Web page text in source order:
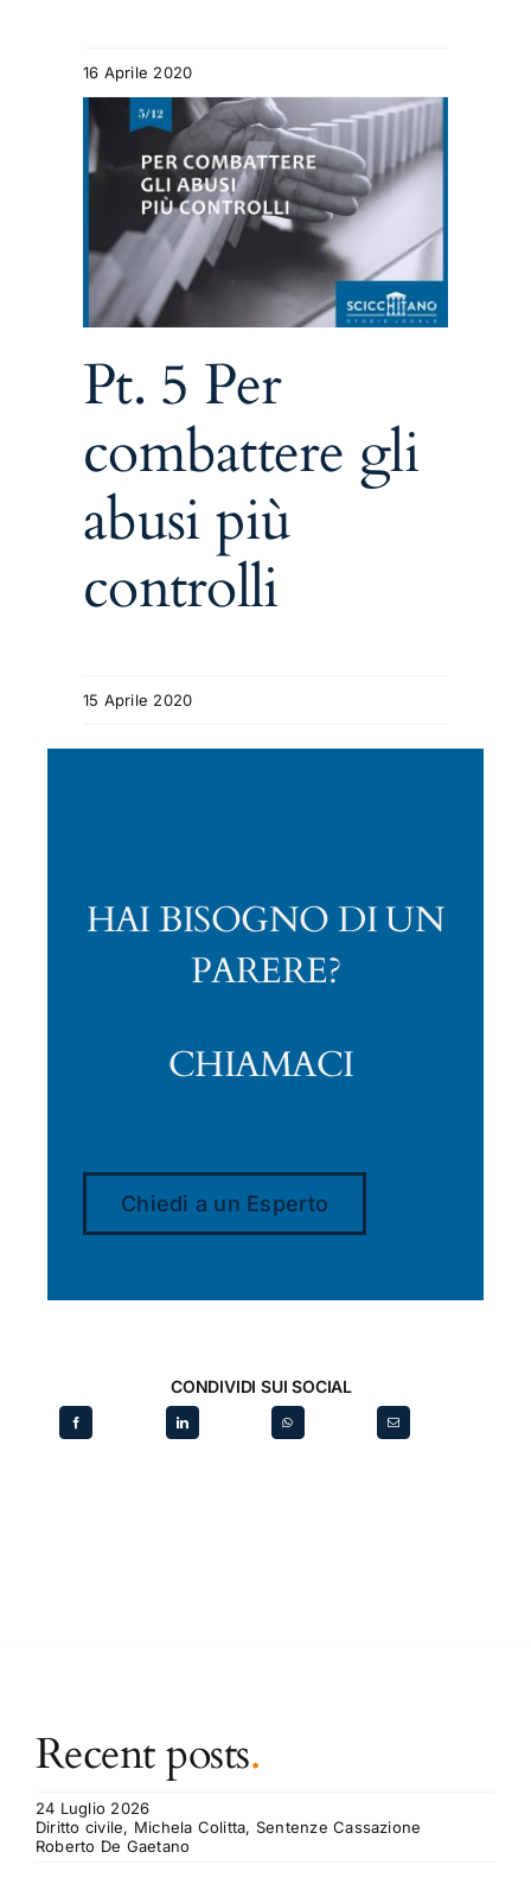
16 Aprile 2020
Pt. 5 Per
combattere gli
abusi più
controlli
15 Aprile 2020
HAI BISOGNO DI UN
PARERE?
CHIAMACI
Chiedi a un Esperto
CONDIVIDI SUI SOCIAL
Recent posts.
24 Luglio 2026
Diritto civile, Michela Colitta, Sentenze Cassazione
Roberto De Gaetano